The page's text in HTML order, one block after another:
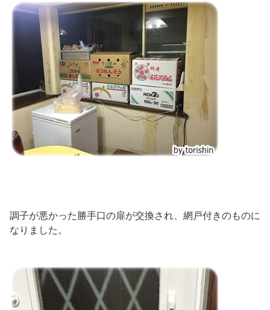
調子が悪かった勝手口の扉が交換され、網戸付きのものに
なりました。